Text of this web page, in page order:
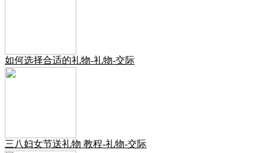
如何选择合适的礼物-礼物-交际
三八妇女节送礼物 教程-礼物-交际